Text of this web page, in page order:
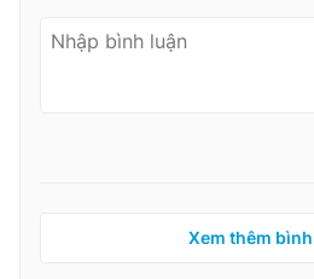
Xem thêm